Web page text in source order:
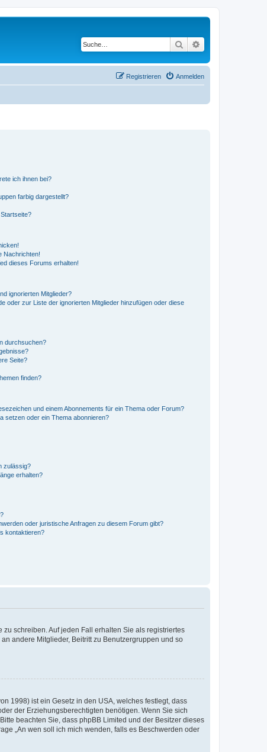
Suche
Anmelden
Registrieren
ich ihnen bei?
farbig dargestellt?
Nachrichten!
dieses Forums erhalten!
ignorierten Mitglieder?
oder zur Liste der ignorierten Mitglieder hinzufügen oder diese
durchsuchen?
Seite?
finden?
und einem Abonnements für ein Thema oder Forum?
setzen oder ein Thema abonnieren?
zulässig?
erhalten?
oder juristische Anfragen zu diesem Forum gibt?
kontaktieren?
schreiben. Auf jeden Fall erhalten Sie als registriertes
andere Mitglieder, Beitritt zu Benutzergruppen und so
1998) ist ein Gesetz in den USA, welches festlegt, dass
der Erziehungsberechtigten benötigen. Wenn Sie sich
beachten Sie, dass phpBB Limited und der Besitzer dieses
„An wen soll ich mich wenden, falls es Beschwerden oder